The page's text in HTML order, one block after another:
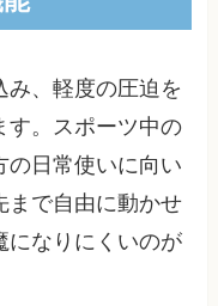
み、軽度の圧迫を
す。スポーツ中の
の日常使いに向い
まで自由に動かせ
になりにくいのが